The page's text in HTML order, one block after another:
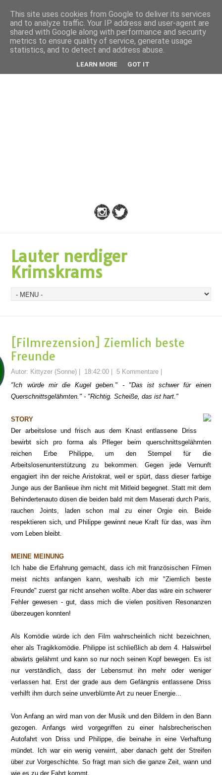
Back
Down
Lauter nerdiger
Krimskrams
[Filmrezension] Ziemlich beste
Freunde
Autor: Kittyzer (Sonne) 18:42:00 |5 Kommentare
"Ich würde mir die Kugel geben." - "Das ist schwer für einen
Querschnittsgelähmten." - "Richtig. Scheiße, das ist hart."
STORY
Der arbeitslose und frisch aus dem Knast entlassene Driss
bewirbt sich pro forma als Pfleger beim querschnittsgelähmten
reichen Erbe Philippe, um den Stempel für die
Arbeitslosenunterstützung zu bekommen. Gegen jede Vernunft
engagiert ihn der reiche Aristokrat, weil er spürt, dass dieser farbige
Junge aus der Banlieue ihm nicht mit Mitleid begegnet. Statt mit dem
Behindertenauto düsen die beiden bald mit dem Maserati durch Paris,
rauchen Joints, laden schon mal zu einer Orgie ein. Beide
respektieren sich, und Philippe gewinnt neue Kraft für das, was ihm
vom Leben bleibt.
MEINE MEINUNG
Ich habe die Erfahrung gemacht, dass ich mit französischen Filmen
meist nichts anfangen kann, weshalb ich mir "Ziemlich beste
Freunde" zuerst gar nicht ansehen wollte. Aber das wäre ein schwerer
Fehler gewesen - gut, dass mich die vielen positiven Resonanzen
überzeugen konnten!
Als Komödie würde ich den Film wahrscheinlich nicht bezeichnen,
eher als Tragikkomödie. Philippe ist schließlich ab dem 4. Halswirbel
abwärts gelähmt und kann so nur noch seinen Kopf bewegen. Es ist
nur verständlich, dass der Lebensmut ihn mehr oder weniger
verlassen hat. Erst der grade aus dem Gefängnis entlassene Driss
verhilft ihm durch seine unverblümte Art zu neuer Energie...
Von Anfang an wird man von der Musik und den Bildern in den Bann
gezogen. Anfangs wird vorgegriffen zu einer halsbrecherischen
Autofahrt von Driss und Philippe, die beinahe in eine Verhaftung
mündet. Ich war ein wenig verwirrt, aber danach geht der Streifen
über zur Vorgeschichte. So fragt man sich die ganze Zeit, wann und
wie es zu der Fahrt kommt.
This site uses cookies from Google to deliver its services
and to analyze traffic. Your IP address and user-agent are
shared with Google along with performance and security
metrics to ensure quality of service, generate usage
statistics, and to detect and address abuse.
LEARN MORE GOT IT